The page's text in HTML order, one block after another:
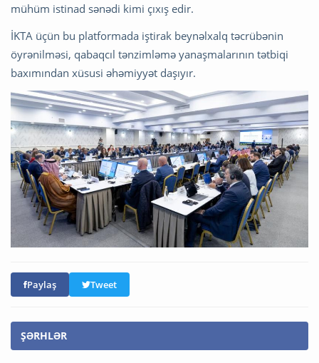
mühüm istinad sənədi kimi çıxış edir.
İKTA üçün bu platformada iştirak beynəlxalq təcrübənin
öyrənilməsi, qabaqcıl tənzimləmə yanaşmalarının tətbiqi
baxımından xüsusi əhəmiyyət daşıyır.
Paylaş Tweet
ŞƏRHLƏR